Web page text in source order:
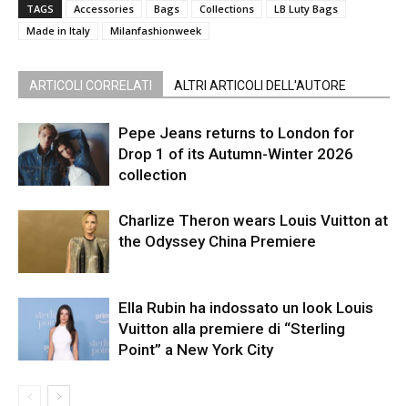
TAGS Accessories Bags Collections
LB Luty Bags
Made in Italy
Milanfashionweek
ARTICOLI CORRELATI ALTRI ARTICOLI DELL'AUTORE
Pepe Jeans returns to London for
Drop 1 of its Autumn-Winter 2026
collection
Charlize Theron wears Louis Vuitton at
the Odyssey China Premiere
Ella Rubin ha indossato un look Louis
Vuitton alla premiere di “Sterling
Point” a New York City